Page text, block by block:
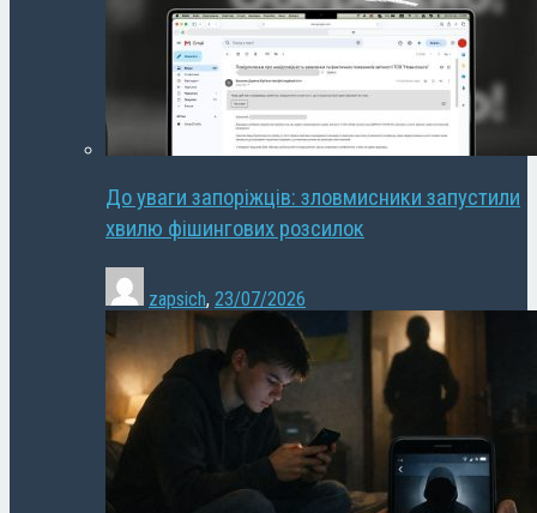
До уваги запоріжців: зловмисники запустили
хвилю фішингових розсилок
zapsich, 23/07/2026